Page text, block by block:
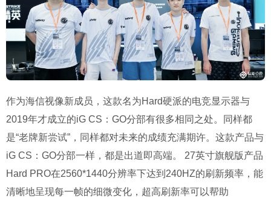
作为海信视像新成员，这款名为Hard硬派的电竞显示器与
2019年才成立的iG CS：GO分部有很多相同之处。同样都
是“老牌新尝试”，同样都对未来的成绩充满期许。这款产品与
iG CS：GO分部一样，都是出道即高端。 27英寸旗舰版产品
Hard PRO在2560*1440分辨率下达到240HZ的刷新频率，能
清晰地呈现每一帧的细微变化，超高刷新率可以帮助